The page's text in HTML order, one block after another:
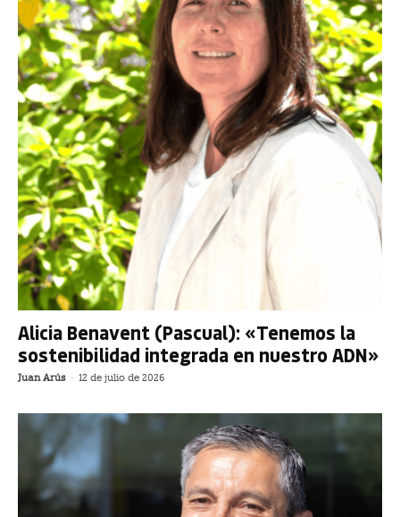
Alicia Benavent (Pascual): «Tenemos la
sostenibilidad integrada en nuestro ADN»
Juan Arús - 12 de julio de 2026